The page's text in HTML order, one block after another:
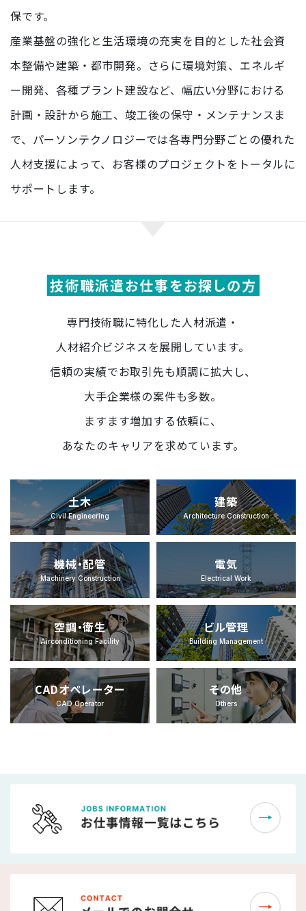
保です。
産業基盤の強化と生活環境の充実を目的とした社会資
本整備や建築・都市開発。さらに環境対策、エネルギ
ー開発、各種プラント建設など、幅広い分野における
計画・設計から施工、竣工後の保守・メンテナンスま
で、パーソンテクノロジーでは各専門分野ごとの優れた
人材支援によって、お客様のプロジェクトをトータルに
サポートします。
技術職派遣お仕事をお探しの方
専門技術職に特化した人材派遣・
人材紹介ビジネスを展開しています。
信頼の実績でお取引先も順調に拡大し、
大手企業様の案件も多数。
ますます増加する依頼に、
あなたのキャリアを求めています。
土木
Civil Engineering
建築
Architecture Construction
機械・配管
Machinery Construction
電気
Electrical Work
空調・衛生
Airconditioning Facility
ビル管理
Building Management
CADオペレーター
CAD Operator
その他
Others